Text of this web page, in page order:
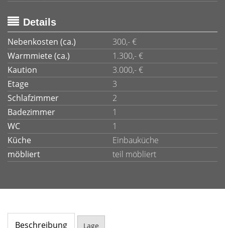
Details
Nebenkosten (ca.)
300,- €
Warmmiete (ca.)
1.300,- €
Kaution
3.000,- €
Etage
3
Schlafzimmer
2
Badezimmer
1
WC
1
Küche
Einbauküche
möbliert
teil möbliert
Beschreibung Lage